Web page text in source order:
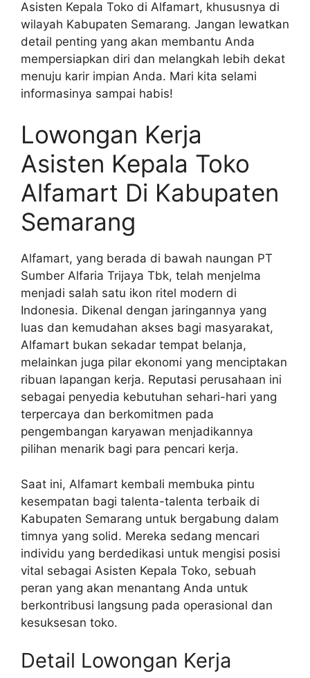
Asisten Kepala Toko di Alfamart, khususnya di
wilayah Kabupaten Semarang. Jangan lewatkan
detail penting yang akan membantu Anda
mempersiapkan diri dan melangkah lebih dekat
menuju karir impian Anda. Mari kita selami
informasinya sampai habis!
Lowongan Kerja
Asisten Kepala Toko
Alfamart Di Kabupaten
Semarang
Alfamart, yang berada di bawah naungan PT
Sumber Alfaria Trijaya Tbk, telah menjelma
menjadi salah satu ikon ritel modern di
Indonesia. Dikenal dengan jaringannya yang
luas dan kemudahan akses bagi masyarakat,
Alfamart bukan sekadar tempat belanja,
melainkan juga pilar ekonomi yang menciptakan
ribuan lapangan kerja. Reputasi perusahaan ini
sebagai penyedia kebutuhan sehari-hari yang
terpercaya dan berkomitmen pada
pengembangan karyawan menjadikannya
pilihan menarik bagi para pencari kerja.
Saat ini, Alfamart kembali membuka pintu
kesempatan bagi talenta-talenta terbaik di
Kabupaten Semarang untuk bergabung dalam
timnya yang solid. Mereka sedang mencari
individu yang berdedikasi untuk mengisi posisi
vital sebagai Asisten Kepala Toko, sebuah
peran yang akan menantang Anda untuk
berkontribusi langsung pada operasional dan
kesuksesan toko.
Detail Lowongan Kerja